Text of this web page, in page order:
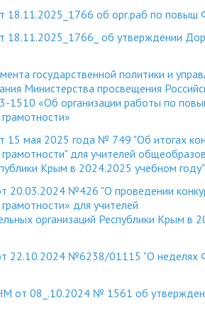
об орг.раб по повыш
об утверждении
государственной политики и
Министерства просвещения
1510 «Об организации работы по
мая 2025 года № 749 "Об итогах
для учителей
Крым в 2024.2025 учебном году"
№426 "О проведении
для учителей
организаций Республики Крым в
22.10.2024 №6238/01115 "О неделях
от 08_.10.2024 № 1561 об